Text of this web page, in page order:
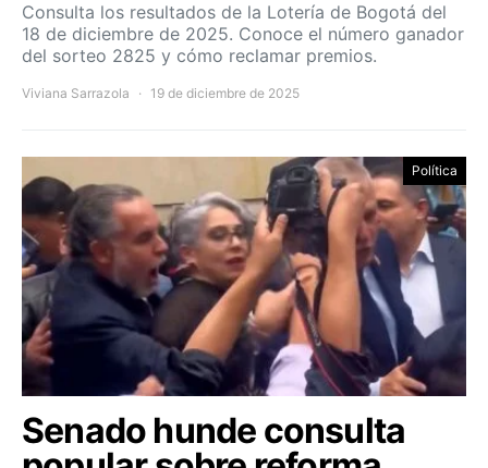
Consulta los resultados de la Lotería de Bogotá del
18 de diciembre de 2025. Conoce el número ganador
del sorteo 2825 y cómo reclamar premios.
Viviana Sarrazola 19 de diciembre de 2025
Política
Senado hunde consulta